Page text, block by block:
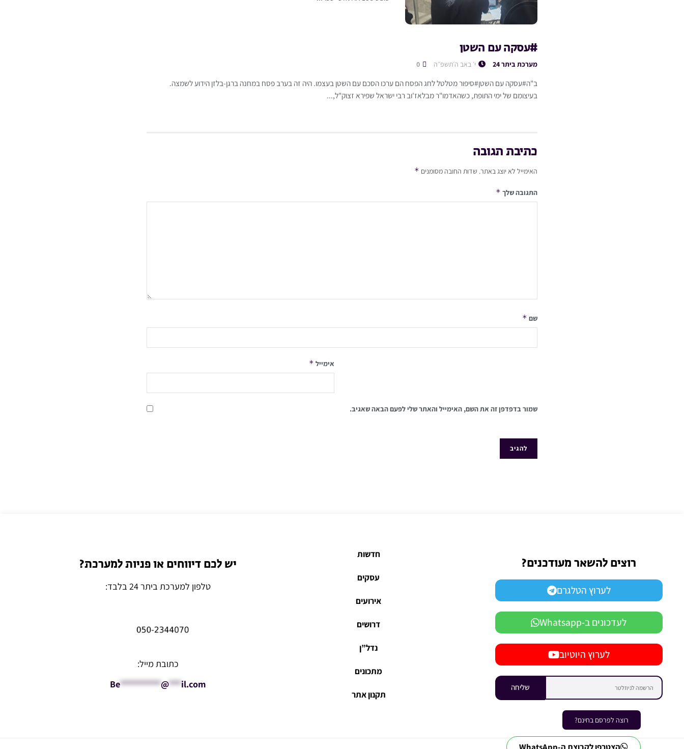
#עסקה עם השטן
מערכת ביתר 24 י׳ באב ה׳תשפ״ה
ב"ה#עסקה עם השטן#סיפור מטלטל לחג הפסח הם ערכו הסכם עם השטן בעצמו. היה זה בערב פסח במחנה ברגן-בלזן הידוע לשמצה.
בעיצומם של ימי התופת, כשהאדמו"ר מבלאז'וב רבי ישראל שפירא זצוק"ל,...
כתיבת תגובה
האימייל לא יוצג באתר. שדות החובה מסומנים *
התגובה שלך *
שם *
אימייל *
שמור בדפדפן זה את השם, האימייל והאתר שלי לפעם הבאה שאגיב.
רוצה לפרסם בחינם?
רוצים להשאר מעודכנים?
לערוץ הטלגרם
לעדכונים ב-Whatsapp
לערוץ היוטיוב
שליחה
חדשות
עסקים
אירועים
דרושים
נדל”ן
מתכונים
תקנון אתר
יש לכם דיווחים או פניות למערכת?
טלפון למערכת ביתר 24 בלבד:
כתובת מייל:
Be**********@***il.com